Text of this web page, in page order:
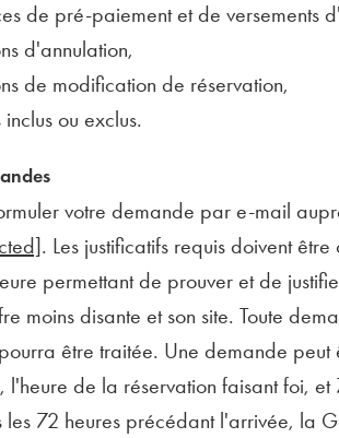
de pré-paiement et de versements
d'annulation,
de modification de réservation,
inclus ou exclus.
votre demande par e-mail
. Les justificatifs requis doivent
permettant de prouver et de
moins disante et son site. Toute
être traitée. Une demande peut
l'heure de la réservation faisant foi,
les 72 heures précédant l'arrivée, la